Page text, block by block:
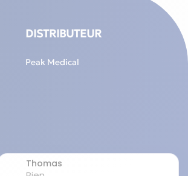
DISTRIBUTEUR
Peak Medical